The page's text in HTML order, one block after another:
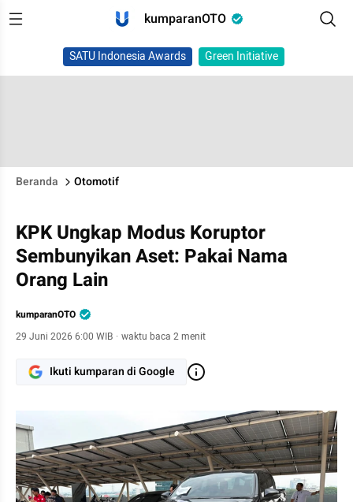
kumparanOTO
SATU Indonesia Awards Green Initiative
Beranda Otomotif
KPK Ungkap Modus Koruptor
Sembunyikan Aset: Pakai Nama
Orang Lain
kumparanOTO
29 Juni 2026 6:00 WIB · waktu baca 2 menit
Ikuti kumparan di Google